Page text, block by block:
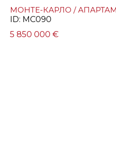
МОНТЕ-КАРЛО /
ID: MC090
5 850 000 €